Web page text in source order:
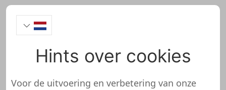
Hints over cookies
Voor de uitvoering en verbetering van onze